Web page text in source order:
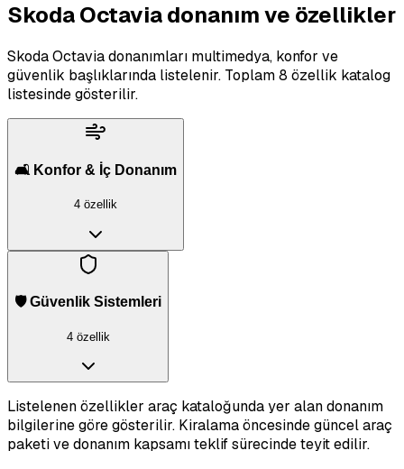
Skoda Octavia donanım ve özellikler
Skoda Octavia donanımları multimedya, konfor ve
güvenlik başlıklarında listelenir. Toplam 8 özellik katalog
listesinde gösterilir.
🛋️ Konfor & İç Donanım
4 özellik
🛡️ Güvenlik Sistemleri
4 özellik
Listelenen özellikler araç kataloğunda yer alan donanım
bilgilerine göre gösterilir. Kiralama öncesinde güncel araç
paketi ve donanım kapsamı teklif sürecinde teyit edilir.